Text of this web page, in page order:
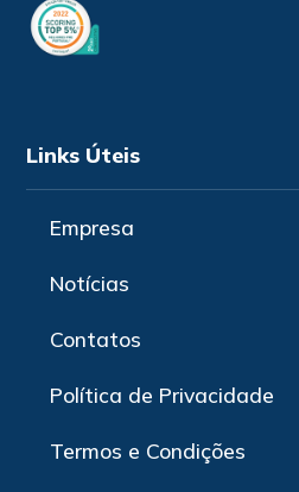
Links Úteis
Empresa
Notícias
Contatos
Política de Privacidade
Termos e Condições